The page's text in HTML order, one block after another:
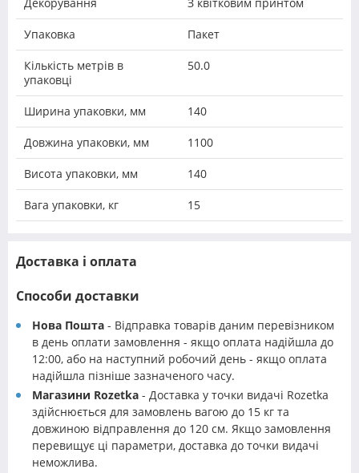
Упаковка Пакет
Кількість метрів в
упаковці
50.0
Ширина упаковки, мм 140
Довжина упаковки, мм 1100
Висота упаковки, мм 140
Вага упаковки, кг 15
Доставка і оплата
Способи доставки
Нова Пошта - Відправка товарів даним перевізником
в день оплати замовлення - якщо оплата надійшла до
12:00, або на наступний робочий день - якщо оплата
надійшла пізніше зазначеного часу.
Магазини Rozetka - Доставка у точки видачі Rozetka
здійснюється для замовлень вагою до 15 кг та
довжиною відправлення до 120 см. Якщо замовлення
перевищує ці параметри, доставка до точки видачі
неможлива.